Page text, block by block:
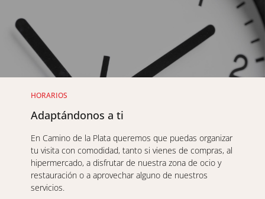
HORARIOS
Adaptándonos a ti
En Camino de la Plata queremos que puedas organizar
tu visita con comodidad, tanto si vienes de compras, al
hipermercado, a disfrutar de nuestra zona de ocio y
restauración o a aprovechar alguno de nuestros
servicios.